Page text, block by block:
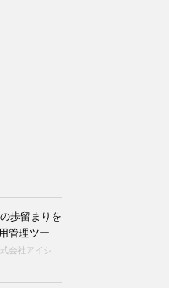
歩留まりを
管理ツー
式会社アイシ